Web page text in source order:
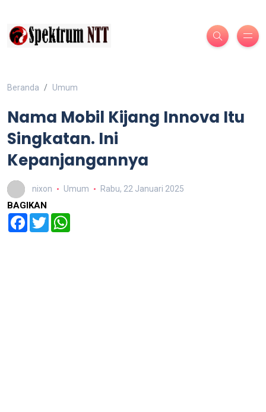
Beranda Umum
Nama Mobil Kijang Innova Itu
Singkatan. Ini
Kepanjangannya
nixon Umum Rabu, 22 Januari 2025
BAGIKAN
Facebook
Twitter